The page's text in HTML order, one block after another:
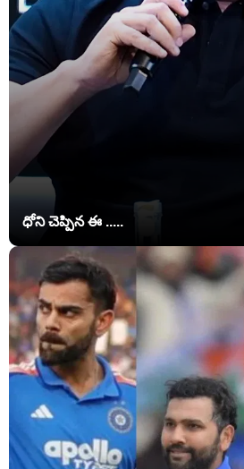
ధోని చెప్పిన ఈ .....